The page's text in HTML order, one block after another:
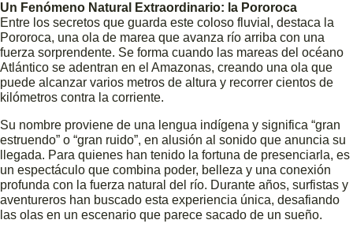
Un Fenómeno Natural Extraordinario: la Pororoca
Entre los secretos que guarda este coloso fluvial, destaca la
Pororoca, una ola de marea que avanza río arriba con una
fuerza sorprendente. Se forma cuando las mareas del océano
Atlántico se adentran en el Amazonas, creando una ola que
puede alcanzar varios metros de altura y recorrer cientos de
kilómetros contra la corriente.
Su nombre proviene de una lengua indígena y significa “gran
estruendo” o “gran ruido”, en alusión al sonido que anuncia su
llegada. Para quienes han tenido la fortuna de presenciarla, es
un espectáculo que combina poder, belleza y una conexión
profunda con la fuerza natural del río. Durante años, surfistas y
aventureros han buscado esta experiencia única, desafiando
las olas en un escenario que parece sacado de un sueño.